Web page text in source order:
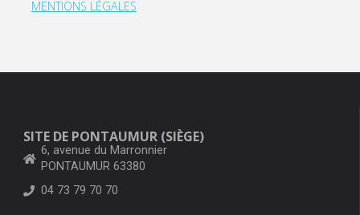
MENTIONS LÉGALES
SITE DE PONTAUMUR (SIÈGE)
6, avenue du Marronnier
PONTAUMUR 63380
04 73 79 70 70